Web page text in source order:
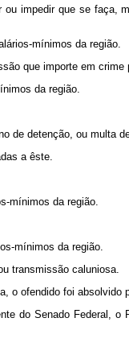
que se faça,
mínimos da região.
que importe em crime
da região.
detenção, ou multa
a êste.
mínimos da região.
mínimos da região.
transmissão caluniosa.
ofendido foi absolvido
Senado Federal, o